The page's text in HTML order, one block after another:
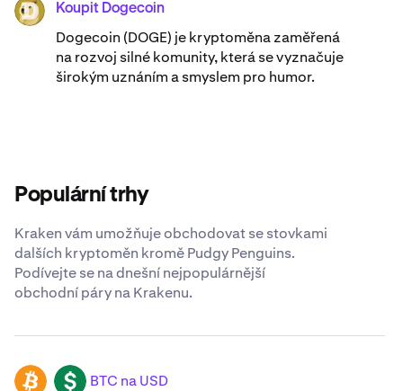
DOGE Koupit Dogecoin
Dogecoin (DOGE) je kryptoměna zaměřená
na rozvoj silné komunity, která se vyznačuje
širokým uznáním a smyslem pro humor.
Populární trhy
Kraken vám umožňuje obchodovat se stovkami
dalších kryptoměn kromě Pudgy Penguins.
Podívejte se na dnešní nejpopulárnější
obchodní páry na Krakenu.
BTC USD BTC na USD